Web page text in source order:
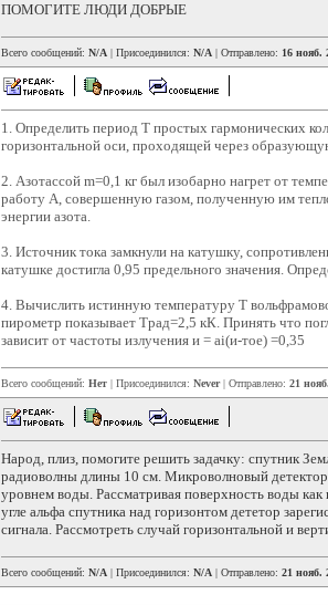
ПОМОГИТЕ ЛЮДИ ДОБРЫЕ
Всего сообщений: N/A | Присоединился: N/A | Отправлено: 16 нояб.
1. Определить период Т простых гармонических
горизонтальной оси, проходящей через
2. Азотассой m=0,1 кг был изобарно нагрет от
работу А, совершенную газом, полученную им
энергии азота.
3. Источник тока замкнули на катушку,
катушке достигла 0,95 предельного значения.
4. Вычислить истинную температуру Т
пирометр показывает Трад=2,5 кК. Принять что
зависит от частоты излучения и = аi(и-тое) =0,35
Всего сообщений: Нет | Присоединился: Never| Отправлено: 21
Народ, плиз, помогите решить задачку: спутник
радиоволны длины 10 см. Микроволновый
уровнем воды. Рассматривая поверхность воды
угле альфа спутника над горизонтом дететор
сигнала. Рассмотреть случай горизонтальной и
Всего сообщений: N/A | Присоединился: N/A | Отправлено: 21 нояб.